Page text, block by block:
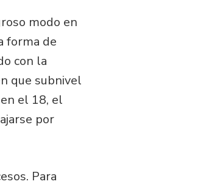
modo en
forma de
con la
que subnivel
el 18, el
por
Para